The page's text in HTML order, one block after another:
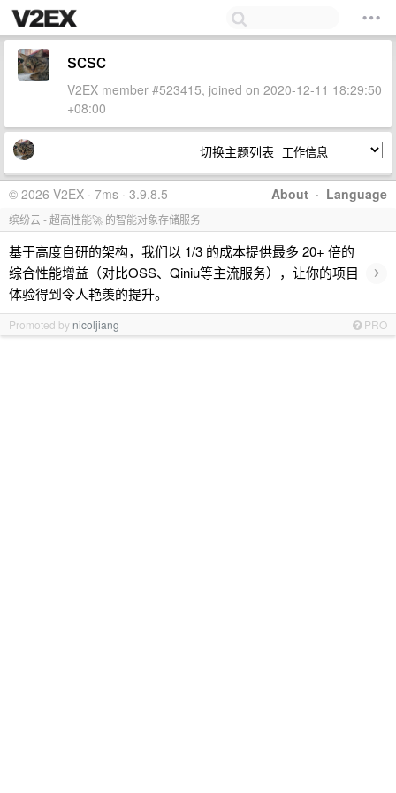
scsc
V2EX member #523415, joined on 2020-12-11 18:29:50
+08:00
切换主题列表
About · Language
© 2026 V2EX · 7ms · 3.9.8.5
缤纷云 - 超高性能🚀 的智能对象存储服务
基于高度自研的架构，我们以 1/3 的成本提供最多 20+ 倍的
综合性能增益（对比OSS、Qiniu等主流服务），让你的项目
体验得到令人艳羡的提升。
›
Promoted by nicoljiang PRO